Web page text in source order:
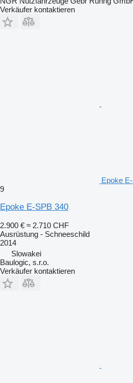
Verkäufer kontaktieren
Epoke
9
Epoke E-SPB 340
2.900 € ≈ 2.710 CHF
Ausrüstung - Schneeschild
2014
Slowakei
Baulogic, s.r.o.
Verkäufer kontaktieren